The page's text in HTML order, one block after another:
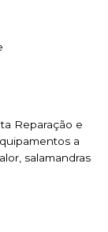
Reparação e
a
salamandras